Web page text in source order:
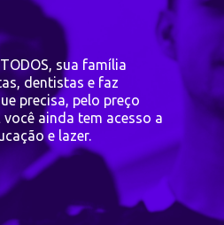
sua família
dentistas e faz
precisa, pelo preço
você ainda tem acesso a
e lazer.